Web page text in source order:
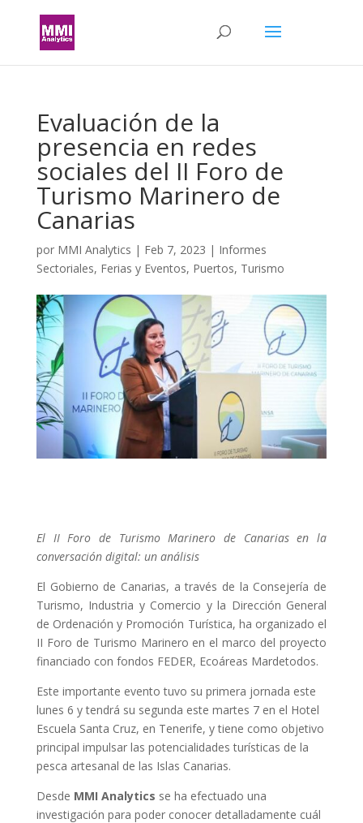
Evaluación de la
presencia en redes
sociales del II Foro de
Turismo Marinero de
Canarias
por MMI Analytics | Feb 7, 2023 | Informes
Sectoriales, Ferias y Eventos, Puertos, Turismo
El II Foro de Turismo Marinero de Canarias en la
conversación digital: un análisis
El Gobierno de Canarias, a través de la Consejería de
Turismo, Industria y Comercio y la Dirección General
de Ordenación y Promoción Turística, ha organizado el
II Foro de Turismo Marinero en el marco del proyecto
financiado con fondos FEDER, Ecoáreas Mardetodos.
Este importante evento tuvo su primera jornada este
lunes 6 y tendrá su segunda este martes 7 en el Hotel
Escuela Santa Cruz, en Tenerife, y tiene como objetivo
principal impulsar las potencialidades turísticas de la
pesca artesanal de las Islas Canarias.
Desde MMI Analytics se ha efectuado una
investigación para poder conocer detalladamente cuál